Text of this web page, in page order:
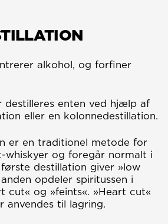
alkohol, og forfiner
destilleres enten ved hjælp af
eller en kolonnedestillation.
er en traditionel metode for
whiskyer og foregår normalt i
destillation giver »low
opdeler spiritussen i
cut« og »feints«. »Heart cut«
anvendes til lagring.